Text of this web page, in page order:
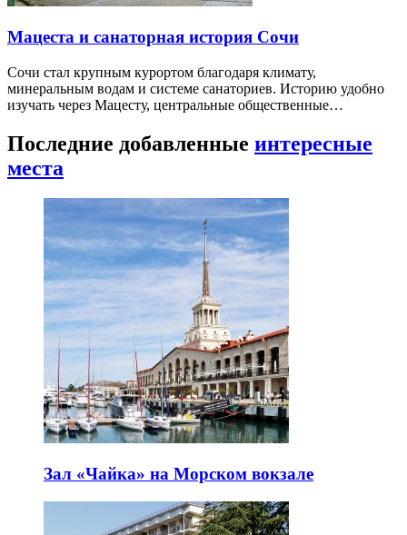
Мацеста и санаторная история Сочи
Сочи стал крупным курортом благодаря климату,
минеральным водам и системе санаториев. Историю удобно
изучать через Мацесту, центральные общественные…
Последние добавленные интересные
места
Зал «Чайка» на Морском вокзале